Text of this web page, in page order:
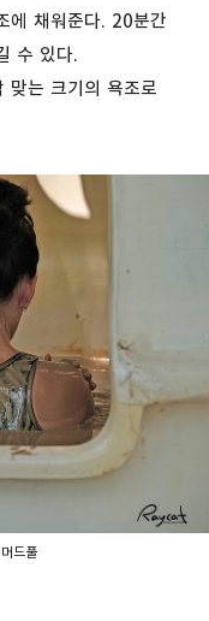
에 채워준다. 20분간
수 있다.
맞는 크기의 욕조로
드풀